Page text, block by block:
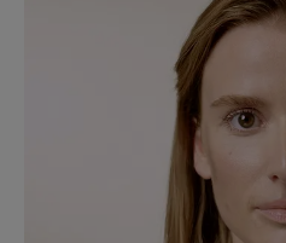
1) 提供非一般的UVA
害細胞DNA及引致色斑的
2) 提供極緻的醫美護膚光
3) 超越一般防曬的極輕盈